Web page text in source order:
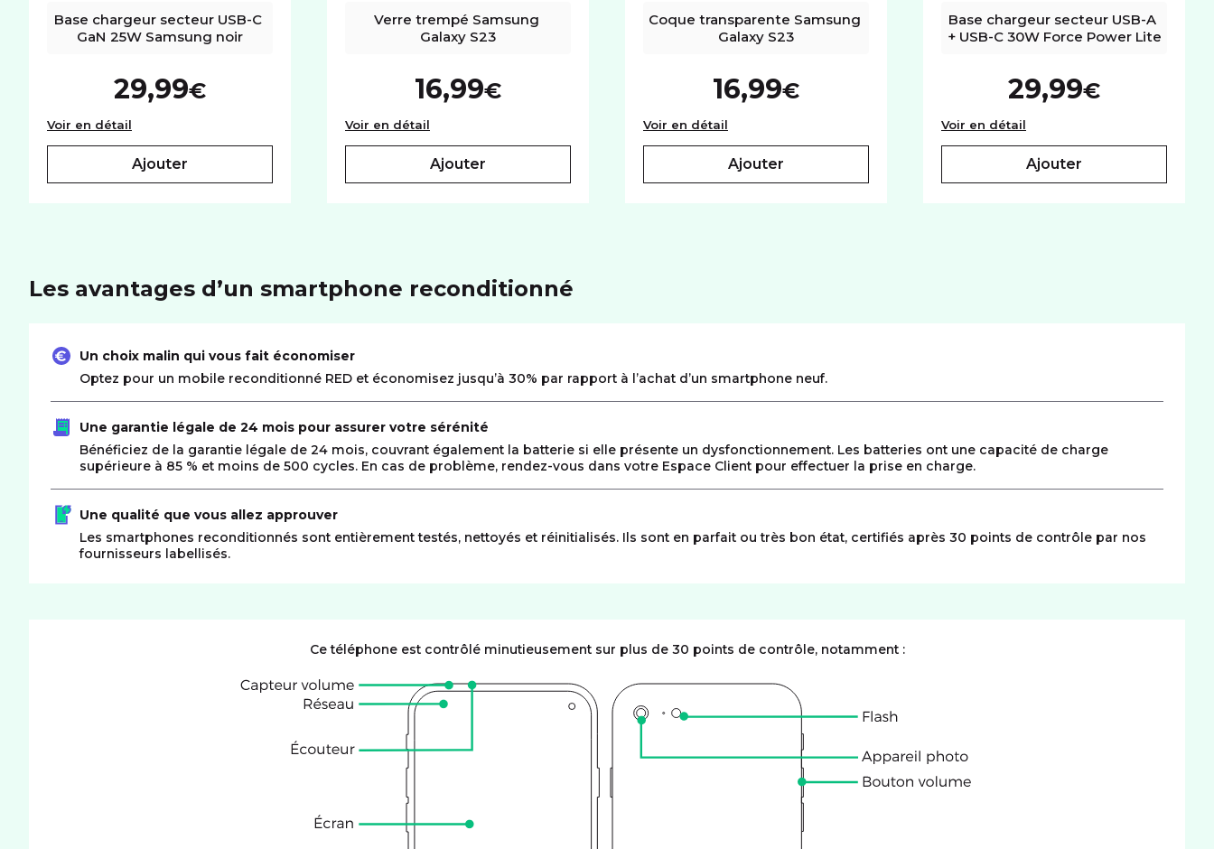
Base chargeur secteur USB-C
GaN 25W Samsung noir
29,99€
Voir en détail Base chargeur secteur USB-C GaN 25W Samsung noir
ajouter
Verre trempé Samsung
Galaxy S23
16,99€
Voir en détail Verre trempé Samsung Galaxy S23
ajouter
Coque transparente Samsung
Galaxy S23
16,99€
Voir en détail Coque transparente Samsung Galaxy S23
ajouter
Base chargeur secteur USB-A
+ USB-C 30W Force Power Lite
29,99€
Voir en détail
ajouter
Les avantages d’un smartphone reconditionné
Un choix malin qui vous fait économiser
Optez pour un mobile reconditionné RED et économisez jusqu’à 30% par rapport à l’achat d’un smartphone neuf.
Une garantie légale de 24 mois pour assurer votre sérénité
Bénéficiez de la garantie légale de 24 mois, couvrant également la batterie si elle présente un dysfonctionnement. Les batteries ont une capacité de charge
supérieure à 85 % et moins de 500 cycles. En cas de problème, rendez-vous dans votre Espace Client pour effectuer la prise en charge.
Une qualité que vous allez approuver
Les smartphones reconditionnés sont entièrement testés, nettoyés et réinitialisés. Ils sont en parfait ou très bon état, certifiés après 30 points de contrôle par nos
fournisseurs labellisés.
Ce téléphone est contrôlé minutieusement sur plus de 30 points de contrôle, notamment :